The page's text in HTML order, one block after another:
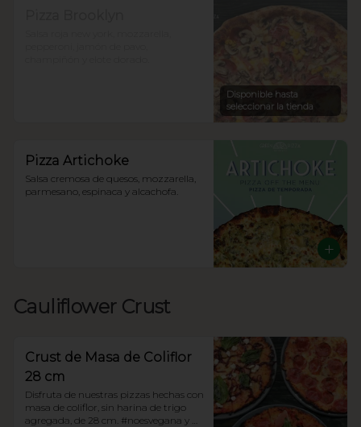
Disponible hasta
seleccionar la tienda
Pizza Artichoke
Salsa cremosa de quesos, mozzarella,
parmesano, espinaca y alcachofa.
Cauliflower Crust
Crust de Masa de Coliflor
28 cm
Disfruta de nuestras pizzas hechas con
masa de coliflor, sin harina de trigo
agregada, de 28 cm. #noesvegana y